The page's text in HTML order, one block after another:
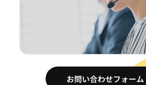
お問い合わせフォーム